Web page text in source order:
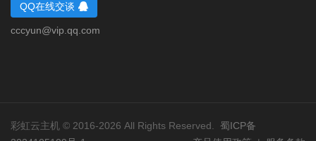
QQ在线交谈
cccyun@vip.qq.com
彩虹云主机 © 2016-2026 All Rights Reserved. 蜀ICP备